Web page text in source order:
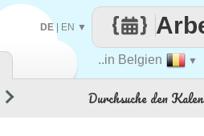
..in Belgien ▼
DE| EN ▼
Durchsuche den